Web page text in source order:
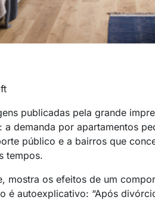
publicadas pela grande
demanda por apartamentos
público e a bairros que
tempos.
mostra os efeitos de um
é autoexplicativo: “Após